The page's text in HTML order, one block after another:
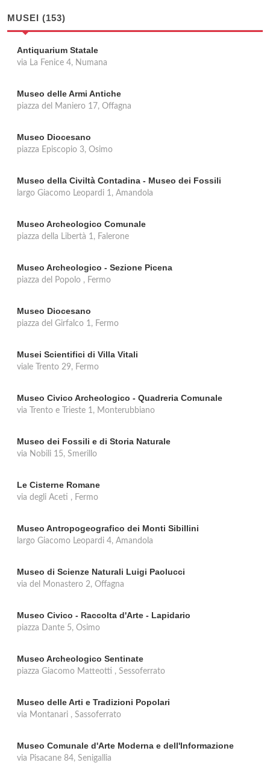
MUSEI (153)
Antiquarium Statale
via La Fenice 4, Numana
Museo delle Armi Antiche
piazza del Maniero 17, Offagna
Museo Diocesano
piazza Episcopio 3, Osimo
Museo della Civiltà Contadina - Museo dei Fossili
largo Giacomo Leopardi 1, Amandola
Museo Archeologico Comunale
piazza della Libertà 1, Falerone
Museo Archeologico - Sezione Picena
piazza del Popolo , Fermo
Museo Diocesano
piazza del Girfalco 1, Fermo
Musei Scientifici di Villa Vitali
viale Trento 29, Fermo
Museo Civico Archeologico - Quadreria Comunale
via Trento e Trieste 1, Monterubbiano
Museo dei Fossili e di Storia Naturale
via Nobili 15, Smerillo
Le Cisterne Romane
via degli Aceti , Fermo
Museo Antropogeografico dei Monti Sibillini
largo Giacomo Leopardi 4, Amandola
Museo di Scienze Naturali Luigi Paolucci
via del Monastero 2, Offagna
Museo Civico - Raccolta d'Arte - Lapidario
piazza Dante 5, Osimo
Museo Archeologico Sentinate
piazza Giacomo Matteotti , Sessoferrato
Museo delle Arti e Tradizioni Popolari
via Montanari , Sassoferrato
Museo Comunale d'Arte Moderna e dell'Informazione
via Pisacane 84, Senigallia